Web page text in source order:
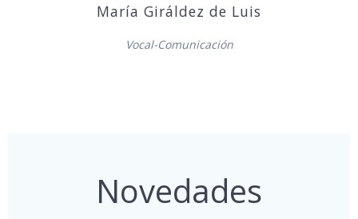
María Giráldez de Luis
Vocal-Comunicación
Novedades